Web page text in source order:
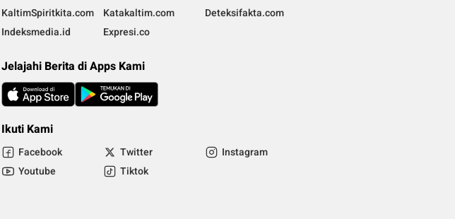
KaltimSpiritkita.com Katakaltim.com
Deteksifakta.com
Indeksmedia.id
Expresi.co
Jelajahi Berita di Apps Kami
Ikuti Kami
Facebook Twitter
Instagram
Youtube
Tiktok